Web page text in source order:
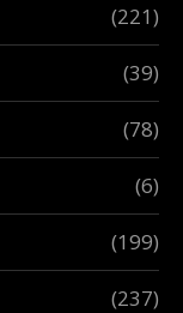
(221)
(39)
(78)
(6)
(199)
(237)